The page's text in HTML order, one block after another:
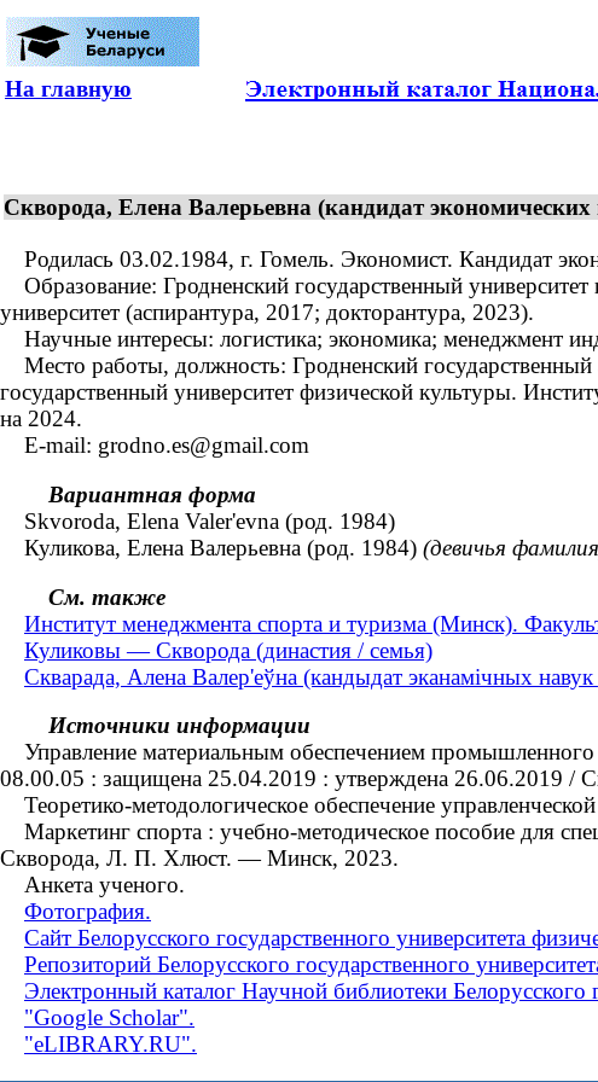
На главную
Скворода, Елена Валерьевна (кандидат экономических
Родилась 03.02.1984, г. Гомель. Экономист. Кандидат
Образование: Гродненский государственный
университет (аспирантура, 2017; докторантура, 2023).
Научные интересы: логистика; экономика; менеджмент
Место работы, должность: Гродненский
государственный университет физической культуры.
на 2024.
E-mail: grodno.es@gmail.com
Вариантная форма
Skvoroda, Elena Valer'evna (род. 1984)
Куликова, Елена Валерьевна (род. 1984) (девичья
См. также
Институт менеджмента спорта и туризма (Минск).
Куликовы — Скворода (династия / семья)
Скварада, Алена Валер'еўна (кандыдат эканамічных
Источники информации
Управление материальным обеспечением промышленного
08.00.05 : защищена 25.04.2019 : утверждена 26.06.2019 /
Теоретико-методологическое обеспечение
Маркетинг спорта : учебно-методическое пособие для
Скворода, Л. П. Хлюст. — Минск, 2023.
Анкета ученого.
Фотография.
Сайт Белорусского государственного университета
Репозиторий Белорусского государственного
Электронный каталог Научной библиотеки Белорусского
"Google Scholar".
"eLIBRARY.RU".